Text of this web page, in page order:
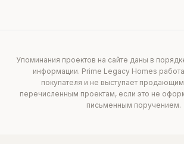
Упоминания проектов на сайте даны в
информации. Prime Legacy Homes
покупателя и не выступает
перечисленным проектам, если это не
письменным поручением.